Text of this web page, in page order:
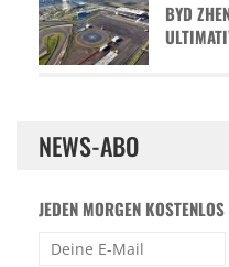
BYD
NEWS-ABO
JEDEN MORGEN